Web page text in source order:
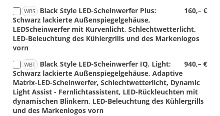
WBS 160,– €
Black Style LED-Scheinwerfer Plus:
Schwarz lackierte Außenspiegelgehäuse,
LEDScheinwerfer mit Kurvenlicht, Schlechtwetterlicht,
LED-Beleuchtung des Kühlergrills und des Markenlogos
vorn
WBT 940,– €
Black Style LED-Scheinwerfer IQ. Light:
Schwarz lackierte Außenspiegelgehäuse, Adaptive
Matrix-LED-Scheinwerfer, Schlechtwetterlicht, Dynamic
Light Assist - Fernlichtassistent, LED-Rückleuchten mit
dynamischen Blinkern, LED-Beleuchtung des Kühlergrills
und des Markenlogos vorn